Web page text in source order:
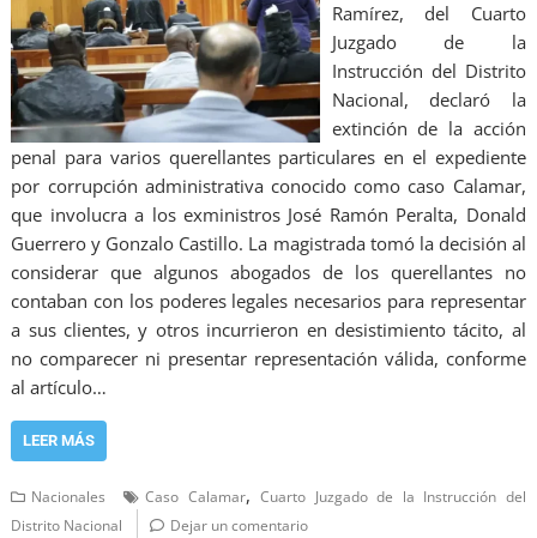
Ramírez, del Cuarto
Juzgado de la
Instrucción del Distrito
Nacional, declaró la
extinción de la acción
penal para varios querellantes particulares en el expediente
por corrupción administrativa conocido como caso Calamar,
que involucra a los exministros José Ramón Peralta, Donald
Guerrero y Gonzalo Castillo. La magistrada tomó la decisión al
considerar que algunos abogados de los querellantes no
contaban con los poderes legales necesarios para representar
a sus clientes, y otros incurrieron en desistimiento tácito, al
no comparecer ni presentar representación válida, conforme
al artículo…
LEER MÁS
Nacionales Caso Calamar,Cuarto Juzgado de la Instrucción del
Distrito Nacional
Dejar un comentario